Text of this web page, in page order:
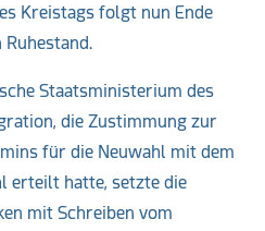
Kreistags folgt nun Ende
Ruhestand.
Staatsministerium des
die Zustimmung zur
für die Neuwahl mit dem
erteilt hatte, setzte die
mit Schreiben vom